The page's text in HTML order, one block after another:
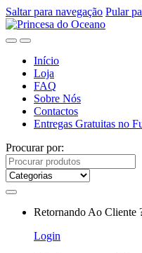
Saltar para navegação Pular
Início
Loja
FAQ
Sobre Nós
Contactos
Entregas Gratuitas no
Procurar por:
Retornando Ao Cliente
Login